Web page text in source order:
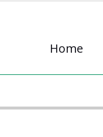
Home